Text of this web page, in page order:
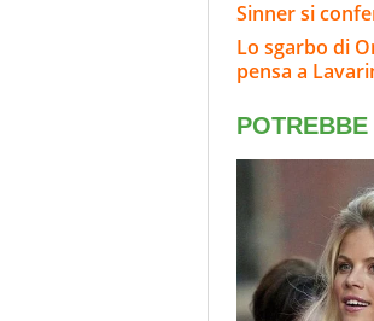
Sinner si
Lo sgarbo di
pensa a